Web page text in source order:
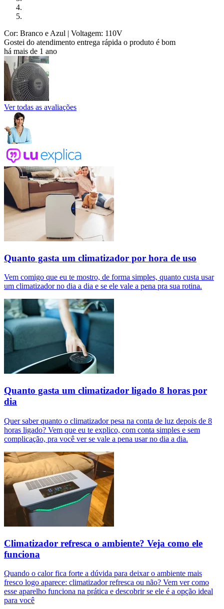
Cor: Branco e Azul | Voltagem: 110V
Gostei do atendimento entrega rápida o produto é bom
há mais de 1 ano
Ver todas as avaliações
Quanto gasta um climatizador por hora de uso
Vem comigo que eu te mostro, de forma simples, quanto custa usar
um climatizador no dia a dia e se ele vale a pena pra sua rotina.
Quanto gasta um climatizador ligado 8 horas por
dia
Quer saber quanto o climatizador pesa na conta de luz depois de 8
horas ligado? Vem que eu te explico, com conta simples e sem
complicação, pra você ver se vale a pena usar no dia a dia.
Climatizador refresca o ambiente? Veja como ele
funciona
Quando o calor fica forte a dúvida para deixar o ambiente mais
fresco logo aparece: climatizador refresca ou não? Vem ver como
esse aparelho funciona na prática e descobrir se ele é a opção ideal
para você